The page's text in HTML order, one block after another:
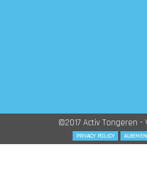
©2017 Activ Tongeren -
PRIVACY POLICY